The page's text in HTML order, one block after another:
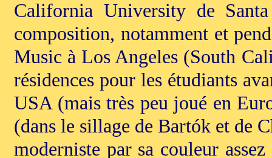
California University de
composition, notamment et
Music à Los Angeles (South
résidences pour les étudiants
USA (mais très peu joué en
(dans le sillage de Bartók et de
moderniste par sa couleur